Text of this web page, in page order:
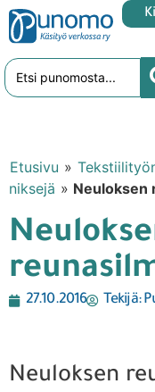
Etusivu »
niksejä » Neuloksen
27.10.2016 Tekijä:
Neuloksen